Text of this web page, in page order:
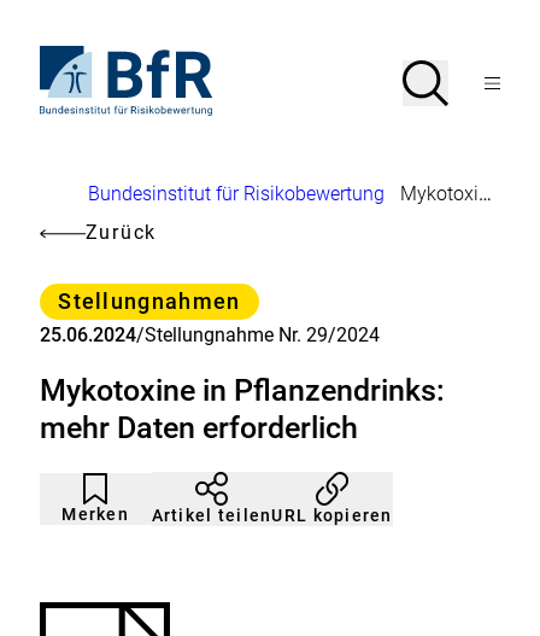
Seiteninhalt
springenStartseite
von
Suche
SucheMenü
Brotkrumennavigation
Bundesinstitut für Risikobewertung
Mykotoxine in Pflanzendrinks: mehr Daten erforderlich
Zurück
Kategorie
Stellungnahmen
25.06.2024/Stellungnahme Nr. 29/2024
Mykotoxine in Pflanzendrinks:
mehr Daten erforderlich
Merken
Artikel
nicht
gemerkt
Durch
Klicken
der
Artikel teilenURL kopieren